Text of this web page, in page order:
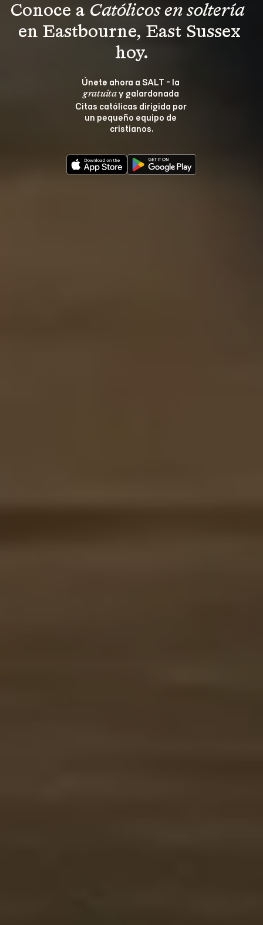
Conoce a Católicos en soltería
en Eastbourne, East Sussex
hoy.
Únete ahora a SALT - la
gratuita y galardonada
Citas católicas dirigida por
un pequeño equipo de
cristianos.